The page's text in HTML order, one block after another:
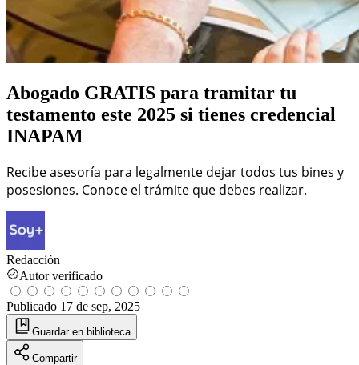
Abogado GRATIS para tramitar tu
testamento este 2025 si tienes credencial
INAPAM
Recibe asesoría para legalmente dejar todos tus bines y
posesiones. Conoce el trámite que debes realizar.
Redacción
Autor verificado
Publicado 17 de sep, 2025
Guardar en biblioteca
Compartir